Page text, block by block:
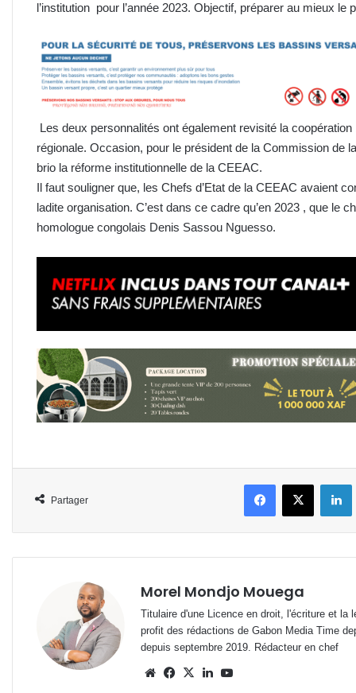
l’institution pour l’année 2023. Objectif, préparer au mieux
Les deux personnalités ont également revisité la
régionale. Occasion, pour le président de la Commission de
brio la réforme institutionnelle de la CEEAC.
Il faut souligner que, les Chefs d’Etat de la CEEAC avaient
ladite organisation. C’est dans ce cadre qu’en 2023 , que le
homologue congolais Denis Sassou Nguesso.
Partager
FacebookX
Morel Mondjo Mouega
Titulaire d'une Licence en droit, l'écriture et la
profit des rédactions de Gabon Media Time
depuis septembre 2019. Rédacteur en chef
WebsiteFacebook
X Linkedin